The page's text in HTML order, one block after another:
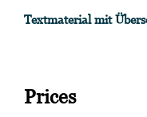
Textmaterial mit
Prices